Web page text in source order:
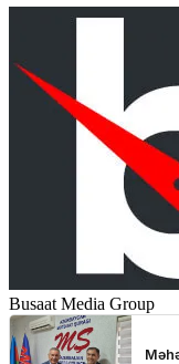
Busaat Media Group